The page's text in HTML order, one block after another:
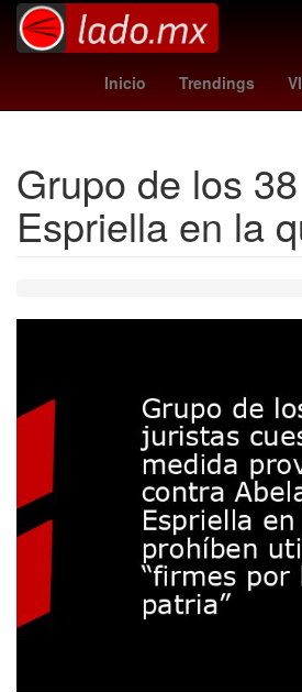
Inicio Trendings
casas infonavit o
Grupo de los
Espriella en la